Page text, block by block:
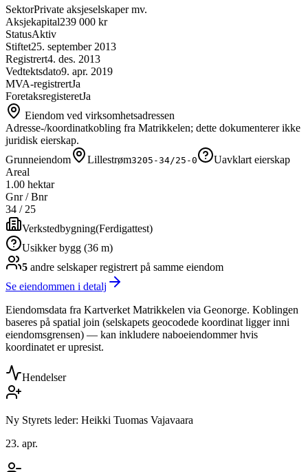
SektorPrivate aksjeselskaper mv.
Aksjekapital239 000 kr
StatusAktiv
Stiftet25. september 2013
Registrert4. des. 2013
Vedtektsdato9. apr. 2019
MVA-registrertJa
ForetaksregisteretJa
Eiendom ved virksomhetsadressen
Adresse-/koordinatkobling fra Matrikkelen; dette dokumenterer ikke
juridisk eierskap.
Grunneiendom
Lillestrøm3205-34/25-0
Uavklart eierskap
Areal
1.00 hektar
Gnr / Bnr
34 / 25
Verkstedbygning(Ferdigattest)
Usikker bygg (36 m)
5 andre selskaperregistrert på samme eiendom
Se eiendommen i detalj
Eiendomsdata fra Kartverket Matrikkelen via Geonorge. Koblingen
baseres på spatial join (selskapets geocodede koordinat ligger inni
eiendomsgrensen) — kan inkludere naboeiendommer hvis
koordinatet er upresist.
Hendelser
Ny Styrets leder: Heikki Tuomas Vajavaara
23. apr.